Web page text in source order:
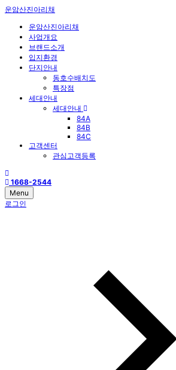
운암산진아리채
운암산진아리채
사업개요
브랜드소개
입지환경
단지안내
동호수배치도
특장점
세대안내
세대안내
84A
84B
84C
고객센터
관심고객등록
1668-2544
Menu
로그인